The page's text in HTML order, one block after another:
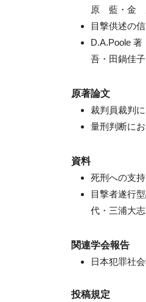
原 藍・金
目撃供述の
D.A.Poole
吾・田鍋佳
原著論文
裁判員裁判
量刑判断に
資料
死刑への支
目撃者遂行
代・三浦大志
関連学会報告
日本犯罪社
投稿規定